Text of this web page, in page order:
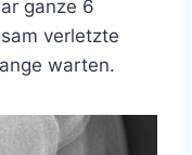
ganze 6
verletzte
warten.